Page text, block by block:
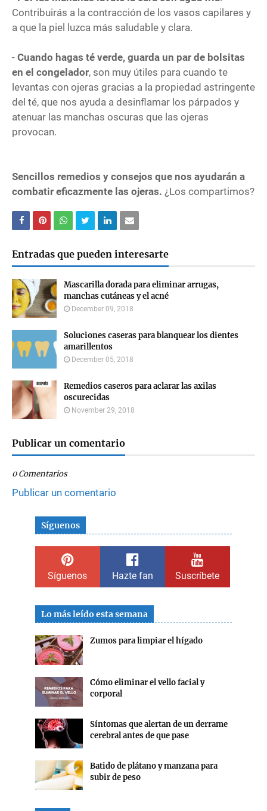
Contribuirás a la contracción de los vasos capilares y
a que la piel luzca más saludable y clara.
- Cuando hagas té verde, guarda un par de bolsitas
en el congelador, son muy útiles para cuando te
levantas con ojeras gracias a la propiedad astringente
del té, que nos ayuda a desinflamar los párpados y
atenuar las manchas oscuras que las ojeras
provocan.
Sencillos remedios y consejos que nos ayudarán a
combatir eficazmente las ojeras. ¿Los compartimos?
Entradas que pueden interesarte
Mascarilla dorada para eliminar arrugas,
manchas cutáneas y el acné
December 09, 2018
Soluciones caseras para blanquear los dientes
amarillentos
December 05, 2018
Remedios caseros para aclarar las axilas
oscurecidas
November 29, 2018
Publicar un comentario
0 Comentarios
Publicar un comentario
Síguenos
Síguenos Hazte fan Suscríbete
Lo más leído esta semana
Zumos para limpiar el hígado
Cómo eliminar el vello facial y
corporal
Síntomas que alertan de un derrame
cerebral antes de que pase
Batido de plátano y manzana para
subir de peso